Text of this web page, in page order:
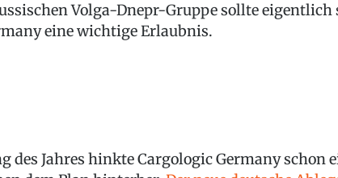
Volga-Dnepr-Gruppe sollte
eine wichtige Erlaubnis.
des Jahres hinkte Cargologic Germany schon